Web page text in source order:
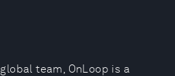
team, OnLoop is a